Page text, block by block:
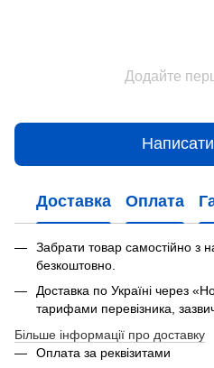
Додайте
Написати
Доставка Оплата
Забрати товар самостійно з
безкоштовно.
Доставка по Україні через
тарифами перевізника,
Більше інформації про доставку
Оплата за реквізитами